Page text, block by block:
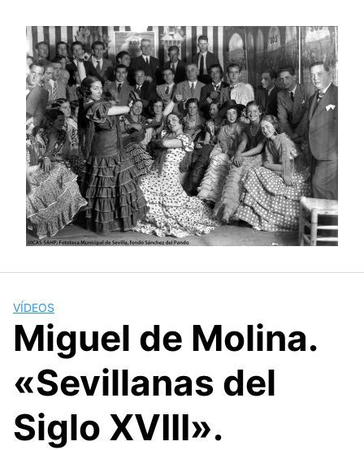
contenido
VÍDEOS
Miguel de Molina.
«Sevillanas del
Siglo XVIII».